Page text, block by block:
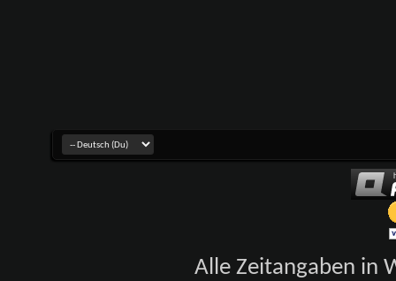
Alle Zeitangaben in